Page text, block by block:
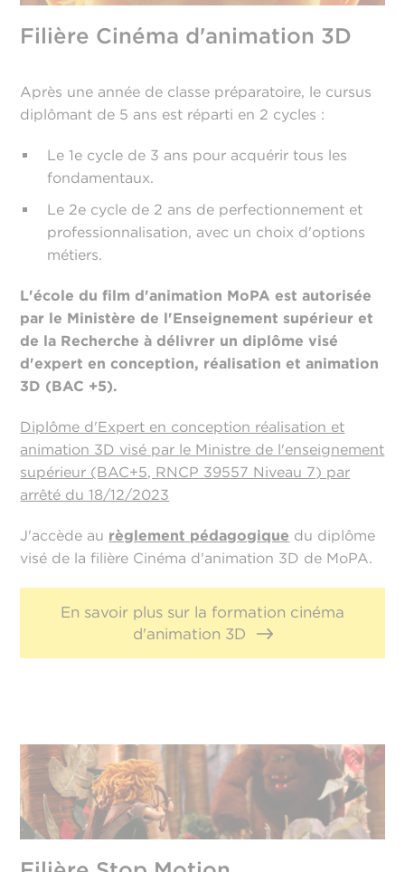
Filière Cinéma d'animation 3D
Après une année de classe préparatoire, le cursus
diplômant de 5 ans est réparti en 2 cycles :
Le 1e cycle de 3 ans pour acquérir tous les
fondamentaux.
Le 2e cycle de 2 ans de perfectionnement et
professionnalisation, avec un choix d'options
métiers.
L'école du film d'animation MoPA est autorisée
par le Ministère de l'Enseignement supérieur et
de la Recherche à délivrer un diplôme visé
d'expert en conception, réalisation et animation
3D (BAC +5).
Diplôme d'Expert en conception réalisation et
animation 3D visé par le Ministre de l'enseignement
supérieur (BAC+5, RNCP 39557 Niveau 7) par
arrêté du 18/12/2023
J'accède au règlement pédagogique du diplôme
visé de la filière Cinéma d'animation 3D de MoPA.
En savoir plus sur la formation cinéma
d'animation 3D